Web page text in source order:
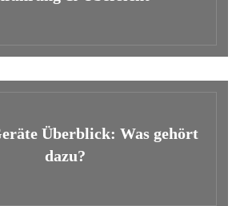
Überblick: Was gehört
dazu?